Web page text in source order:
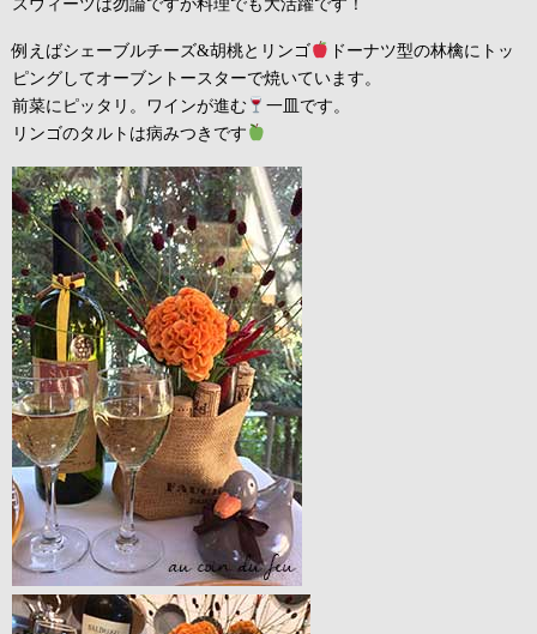
例えばシェーブルチーズ&胡桃とリンゴ
ドーナツ型の林檎にトッ
ピングしてオーブントースターで焼いています。
前菜にピッタリ。ワインが進む
一皿です。
リンゴのタルトは病みつきです